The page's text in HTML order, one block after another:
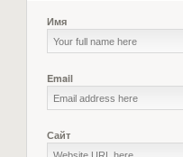
Имя
Email
Сайт